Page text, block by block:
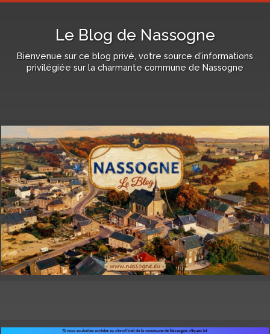
Le Blog de Nassogne
Bienvenue sur ce blog privé, votre source d'informations
privilégiée sur la charmante commune de Nassogne